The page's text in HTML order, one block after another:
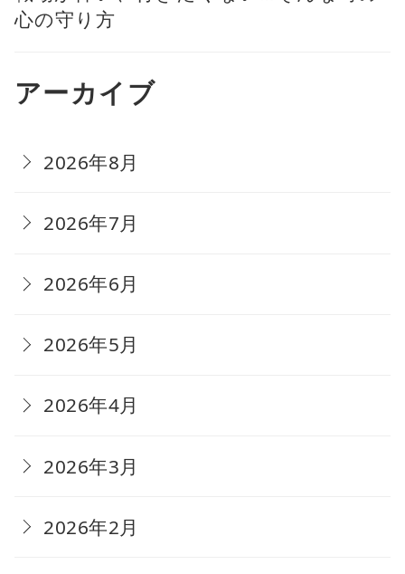
心の守り方
アーカイブ
2026年8月
2026年7月
2026年6月
2026年5月
2026年4月
2026年3月
2026年2月